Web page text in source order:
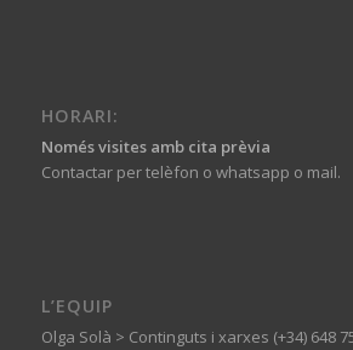
HORARI:
Només visites amb cita prèvia
Contactar per telèfon o whatsapp o mail.
L’EQUIP
Olga Solà > Continguts i xarxes (+34) 648